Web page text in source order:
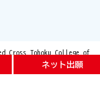
ネット出願
Cross Tohoku College of
of Care and Welfare